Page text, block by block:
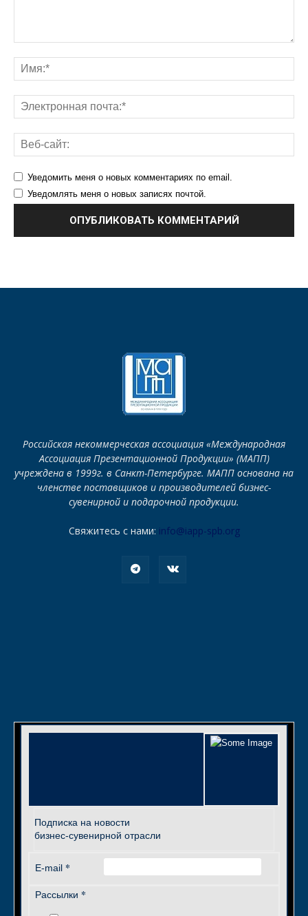
Уведомить меня о новых комментариях по email.
Уведомлять меня о новых записях почтой.
Российская некоммерческая ассоциация «Международная
Ассоциация Презентационной Продукции» (МАПП)
учреждена в 1999г. в Санкт-Петербурге. МАПП основана на
членстве поставщиков и производителей бизнес-
сувенирной и подарочной продукции.
Свяжитесь с нами: info@iapp-spb.org
Подписка на новости
бизнес-сувенирной отрасли
E-mail *
Рассылки *